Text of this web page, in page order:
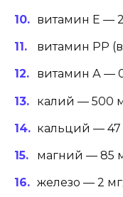
витамин Е —
витамин PP
витамин А —
калий — 500
кальций — 47
магний — 85
железо — 2 мг;